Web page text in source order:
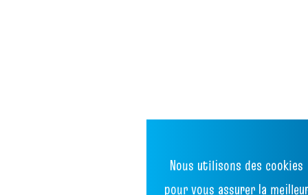
Nous utilisons des cookies
pour vous assurer la